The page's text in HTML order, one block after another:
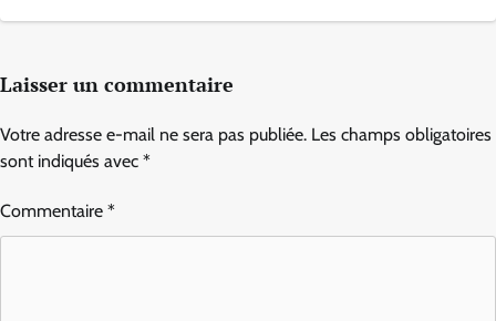
Laisser un commentaire
Votre adresse e-mail ne sera pas publiée. Les champs obligatoires
sont indiqués avec *
Commentaire *